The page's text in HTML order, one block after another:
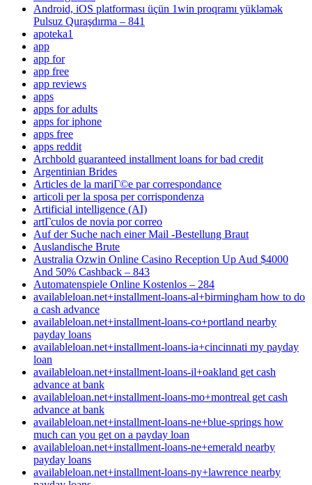
Android, iOS platforması üçün 1win proqramı yükləmək
Pulsuz Quraşdırma – 841
apoteka1
app
app for
app free
app reviews
apps
apps for adults
apps for iphone
apps free
apps reddit
Archbold guaranteed installment loans for bad credit
Argentinian Brides
Articles de la mariГ©e par correspondance
articoli per la sposa per corrispondenza
Artificial intelligence (AI)
artГ­culos de novia por correo
Auf der Suche nach einer Mail -Bestellung Braut
Auslandische Brute
Australia Ozwin Online Casino Reception Up Aud $4000
And 50% Cashback – 843
Automatenspiele Online Kostenlos – 284
availableloan.net+installment-loans-al+birmingham how to do
a cash advance
availableloan.net+installment-loans-co+portland nearby
payday loans
availableloan.net+installment-loans-ia+cincinnati my payday
loan
availableloan.net+installment-loans-il+oakland get cash
advance at bank
availableloan.net+installment-loans-mo+montreal get cash
advance at bank
availableloan.net+installment-loans-ne+blue-springs how
much can you get on a payday loan
availableloan.net+installment-loans-ne+emerald nearby
payday loans
availableloan.net+installment-loans-ny+lawrence nearby